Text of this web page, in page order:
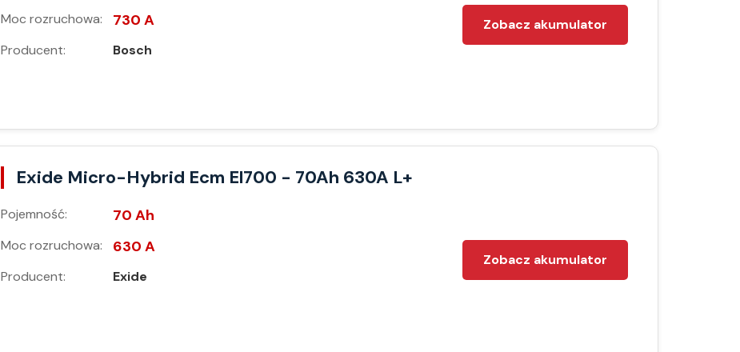
Moc rozruchowa: 730 A
Producent: Bosch
Zobacz akumulator
Exide Micro-Hybrid Ecm El700 - 70Ah 630A L+
Pojemność: 70 Ah
Moc rozruchowa: 630 A
Producent: Exide
Zobacz akumulator